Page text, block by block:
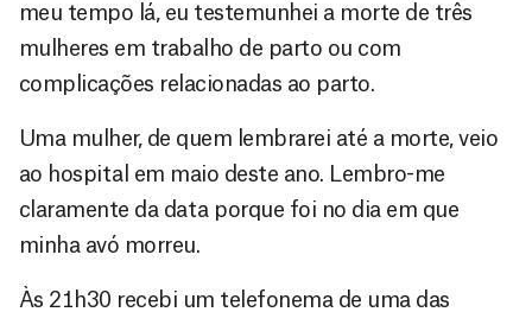
meu tempo lá, eu testemunhei a morte de três
mulheres em trabalho de parto ou com
complicações relacionadas ao parto.
Uma mulher, de quem lembrarei até a morte, veio
ao hospital em maio deste ano. Lembro-me
claramente da data porque foi no dia em que
minha avó morreu.
Às 21h30 recebi um telefonema de uma das